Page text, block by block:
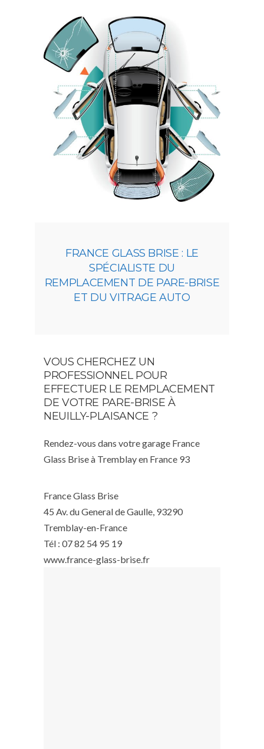
FRANCE GLASS BRISE : LE
SPÉCIALISTE DU
REMPLACEMENT DE PARE-BRISE
ET DU VITRAGE AUTO
VOUS CHERCHEZ UN
PROFESSIONNEL POUR
EFFECTUER LE REMPLACEMENT
DE VOTRE PARE-BRISE À
NEUILLY-PLAISANCE ?
Rendez-vous dans votre garage France
Glass Brise à Tremblay en France 93
France Glass Brise
45 Av. du General de Gaulle, 93290
Tremblay-en-France
Tél : 07 82 54 95 19
www.france-glass-brise.fr